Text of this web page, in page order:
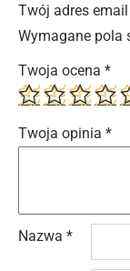
Twój adres
Wymagane pola
Twoja ocena *
Twoja opinia *
Nazwa *